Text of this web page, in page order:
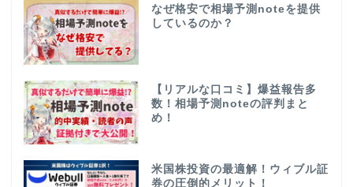
なぜ格安で相場予測noteを提供
しているのか？
【リアルな口コミ】爆益報告多
数！相場予測noteの評判まと
め！
米国株投資の最適解！ウィブル証
券の圧倒的メリット！